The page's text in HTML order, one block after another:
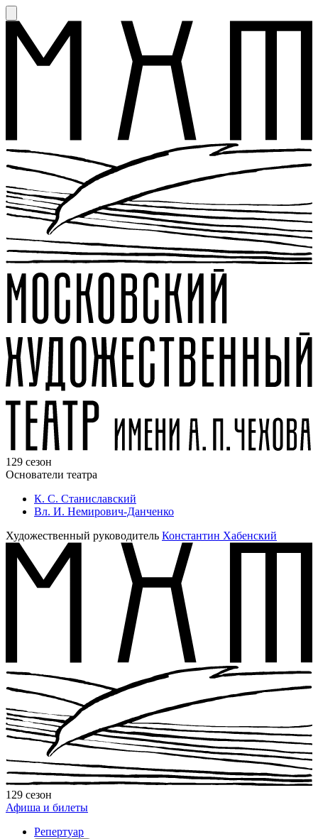
129 сезон
Основатели театра
К. С. Станиславский
Вл. И. Немирович-Данченко
Художественный руководитель Константин Хабенский
129 сезон
Афиша и билеты
Репертуар